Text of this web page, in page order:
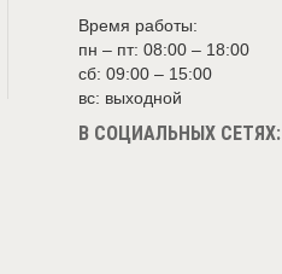
Время работы:
пн – пт: 08:00 – 18:00
сб: 09:00 – 15:00
вс: выходной
В СОЦИАЛЬНЫХ СЕТЯХ: